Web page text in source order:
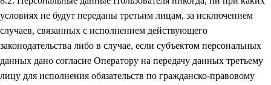
условиях не будут переданы третьим лицам, за исключением
случаев, связанных с исполнением действующего
законодательства либо в случае, если субъектом персональных
данных дано согласие Оператору на передачу данных третьему
лицу для исполнения обязательств по гражданско-правовому